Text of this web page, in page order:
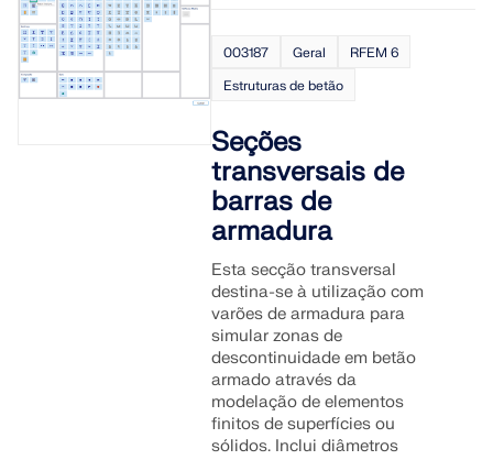
003187 Geral
RFEM 6
Estruturas de betão
Seções
transversais de
barras de
armadura
Esta secção transversal
destina-se à utilização com
varões de armadura para
simular zonas de
descontinuidade em betão
armado através da
modelação de elementos
finitos de superfícies ou
sólidos. Inclui diâmetros